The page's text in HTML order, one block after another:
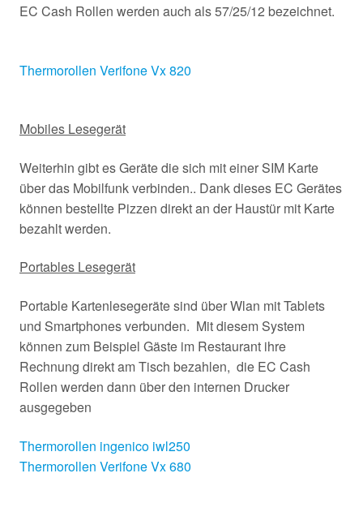
EC Cash Rollen werden auch als 57/25/12 bezeichnet.
Thermorollen Verifone Vx 820
Mobiles Lesegerät
Weiterhin gibt es Geräte die sich mit einer SIM Karte
über das Mobilfunk verbinden.. Dank dieses EC Gerätes
können bestellte Pizzen direkt an der Haustür mit Karte
bezahlt werden.
Portables Lesegerät
Portable Kartenlesegeräte sind über Wlan mit Tablets
und Smartphones verbunden. Mit diesem System
können zum Beispiel Gäste im Restaurant ihre
Rechnung direkt am Tisch bezahlen, die EC Cash
Rollen werden dann über den internen Drucker
ausgegeben
Thermorollen ingenico iwl250
Thermorollen Verifone Vx 680